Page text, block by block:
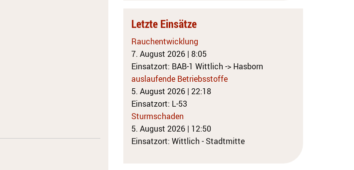
Letzte Einsätze
Rauchentwicklung
7. August 2026 | 8:05
Einsatzort: BAB-1 Wittlich -> Hasborn
auslaufende Betriebsstoffe
5. August 2026 | 22:18
Einsatzort: L-53
Sturmschaden
5. August 2026 | 12:50
Einsatzort: Wittlich - Stadtmitte